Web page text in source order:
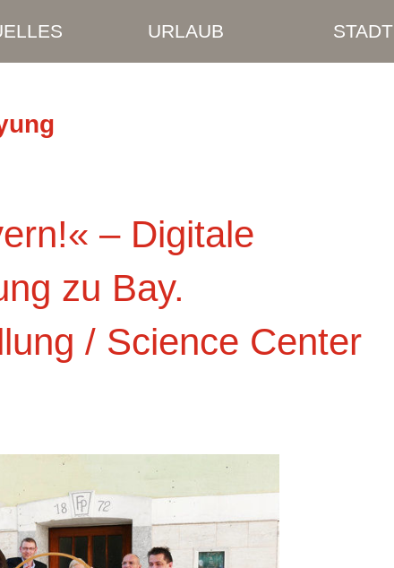
URLAUB STADT
– Digitale
zu Bay.
/ Science Center